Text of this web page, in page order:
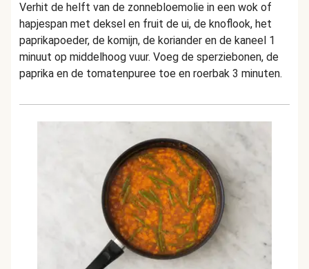
Verhit de helft van de zonnebloemolie in een wok of
hapjespan met deksel en fruit de ui, de knoflook, het
paprikapoeder, de komijn, de koriander en de kaneel 1
minuut op middelhoog vuur. Voeg de sperziebonen, de
paprika en de tomatenpuree toe en roerbak 3 minuten.